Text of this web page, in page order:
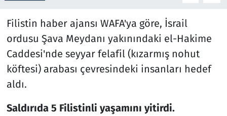
Filistin haber ajansı WAFA'ya göre, İsrail
ordusu Şava Meydanı yakınındaki el-Hakime
Caddesi'nde seyyar felafil (kızarmış nohut
köftesi) arabası çevresindeki insanları hedef
aldı.
Saldırıda 5 Filistinli yaşamını yitirdi.
Spor
Teknoloji ve Bilim